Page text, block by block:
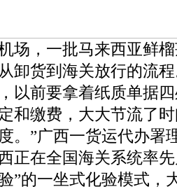
场，一批马来西亚鲜
卸货到海关放行的流
以前要拿着纸质单据
和缴费，大大节流了
。”广西一货运代办署
正在全国海关系统率
”的一坐式化验模式，